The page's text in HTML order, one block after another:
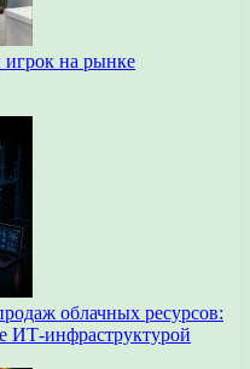
игрок на рынке
облачных ресурсов:
ИТ-инфраструктурой